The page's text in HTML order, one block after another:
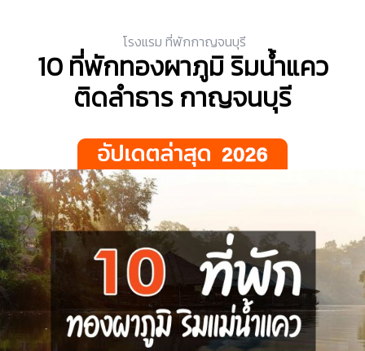
โรงแรม ที่พักกาญจนบุรี
10 ที่พักทองผาภูมิ ริมน้ำแคว
ติดลำธาร กาญจนบุรี